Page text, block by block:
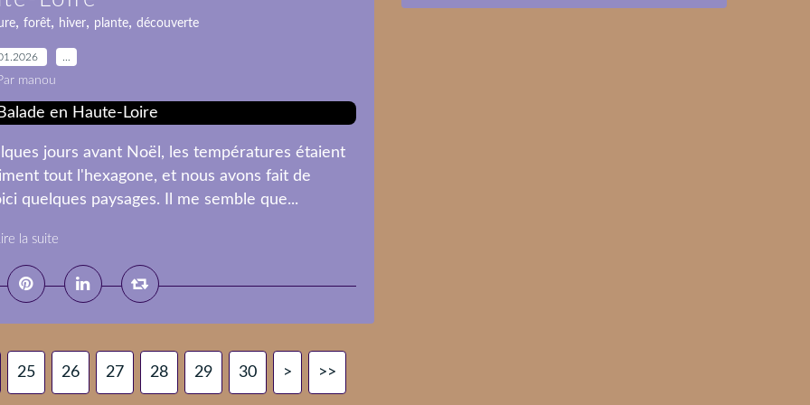
, forêt, hiver, plante, découverte
manou
jours avant Noël, les températures étaient
tout l'hexagone, et nous avons fait de
quelques paysages. Il me semble que...
la suite
25 26 27 28 29 30 40
50
60
70
80
90
100
200
300
400
500
> >>